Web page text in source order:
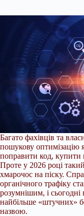
Багато фахівців та
пошукову оптимізацію
поправити код, купити
Проте у 2026 році
хмарочос на піску.
органічного трафіку
розумнішим, і сьогодні
найбільше «штучних»
назвою.